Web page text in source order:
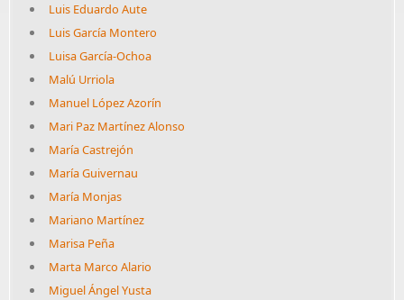
Luis Eduardo Aute
Luis García Montero
Luisa García-Ochoa
Malú Urriola
Manuel López Azorín
Mari Paz Martínez Alonso
María Castrejón
María Guivernau
María Monjas
Mariano Martínez
Marisa Peña
Marta Marco Alario
Miguel Ángel Yusta